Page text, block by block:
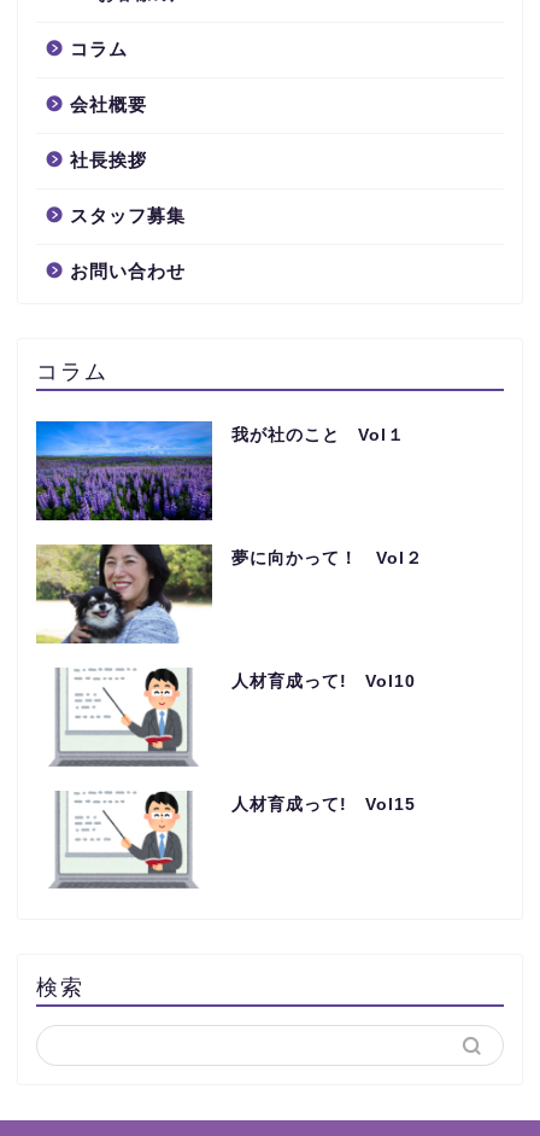
コラム
会社概要
社長挨拶
スタッフ募集
お問い合わせ
コラム
我が社のこと Vol１
夢に向かって！ Vol２
人材育成って! Vol10
人材育成って! Vol15
検索